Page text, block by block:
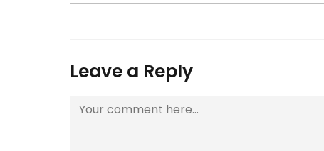
Leave a Reply